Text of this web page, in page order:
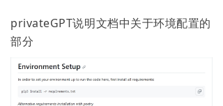
privateGPT说明文档中关于环境配置的
部分